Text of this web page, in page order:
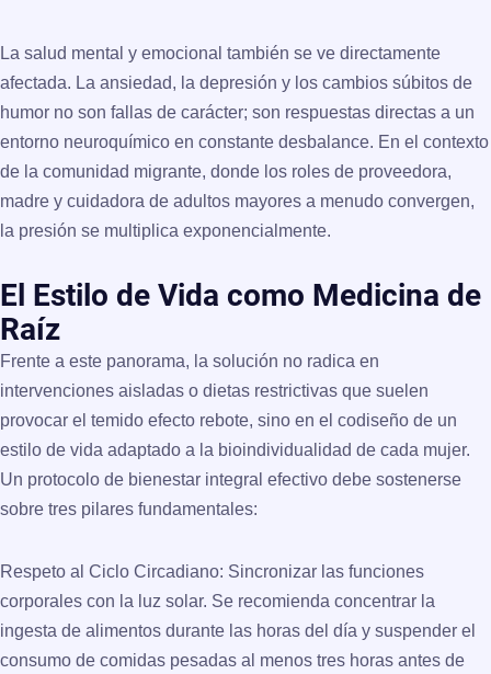
La salud mental y emocional también se ve directamente
afectada. La ansiedad, la depresión y los cambios súbitos de
humor no son fallas de carácter; son respuestas directas a un
entorno neuroquímico en constante desbalance. En el contexto
de la comunidad migrante, donde los roles de proveedora,
madre y cuidadora de adultos mayores a menudo convergen,
la presión se multiplica exponencialmente.
El Estilo de Vida como Medicina de
Raíz
Frente a este panorama, la solución no radica en
intervenciones aisladas o dietas restrictivas que suelen
provocar el temido efecto rebote, sino en el codiseño de un
estilo de vida adaptado a la bioindividualidad de cada mujer.
Un protocolo de bienestar integral efectivo debe sostenerse
sobre tres pilares fundamentales:
Respeto al Ciclo Circadiano: Sincronizar las funciones
corporales con la luz solar. Se recomienda concentrar la
ingesta de alimentos durante las horas del día y suspender el
consumo de comidas pesadas al menos tres horas antes de